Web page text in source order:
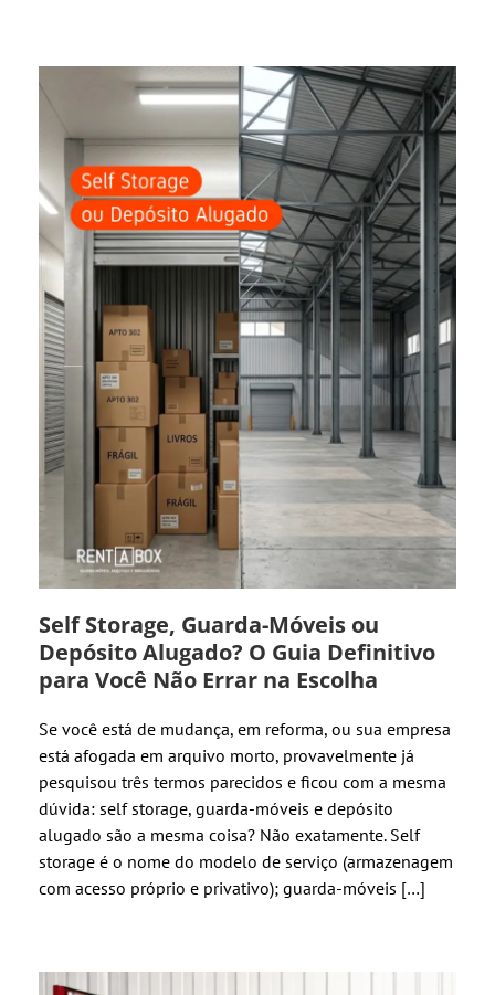
Self Storage, Guarda-Móveis ou
Depósito Alugado? O Guia Definitivo
para Você Não Errar na Escolha
Se você está de mudança, em reforma, ou sua empresa
está afogada em arquivo morto, provavelmente já
pesquisou três termos parecidos e ficou com a mesma
dúvida: self storage, guarda-móveis e depósito
alugado são a mesma coisa? Não exatamente. Self
storage é o nome do modelo de serviço (armazenagem
com acesso próprio e privativo); guarda-móveis […]